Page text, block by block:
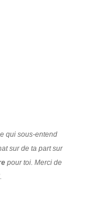
qui sous-entend
sur de ta part sur
pour toi. Merci de